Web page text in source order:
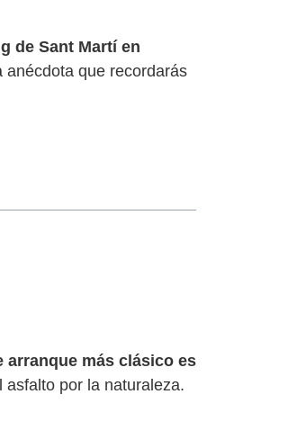
de Sant Martí en
anécdota que recordarás
arranque más clásico es
por la naturaleza.